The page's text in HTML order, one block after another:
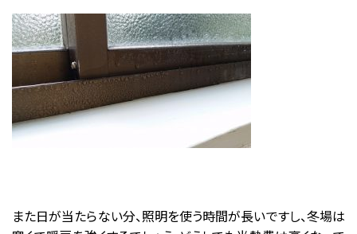
また日が当たらない分、照明を使う時間が長いですし、冬場は